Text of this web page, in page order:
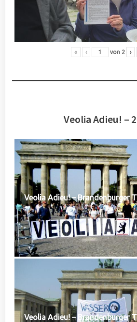
« ‹ von 2 ›
Veolia Adieu! –
Veolia Adieu! – Brandenburger
Veolia Adieu! – Brandenburger